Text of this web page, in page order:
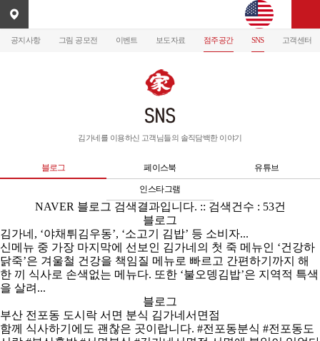
공지사항 그림 공모전 이벤트 보도자료 점주공간 SNS 고객센터
김가네를 이용하신 고객님들의 솔직담백한 이야기
블로그 페이스북 유튜브
인스타그램
NAVER 블로그 검색결과입니다. :: 검색건수 : 53건
블로그
김가네 , ‘야채튀김우동’, ‘소고기 김밥’ 등 소비자...
신메뉴 중 가장 마지막에 선보인 김가네 의 첫 죽 메뉴인 ‘건강하
닭죽’은 겨울철 건강을 책임질 메뉴로 빠르고 간편하기까지 해
한 끼 식사로 손색없는 메뉴다. 또한 ‘불오뎅김밥’은 지역적 특색
을 살려...
블로그
부산 전포동 도시락 서면 분식 김가네 서면점
함께 식사하기에도 괜찮은 곳이랍니다. #전포동분식 #전포동도